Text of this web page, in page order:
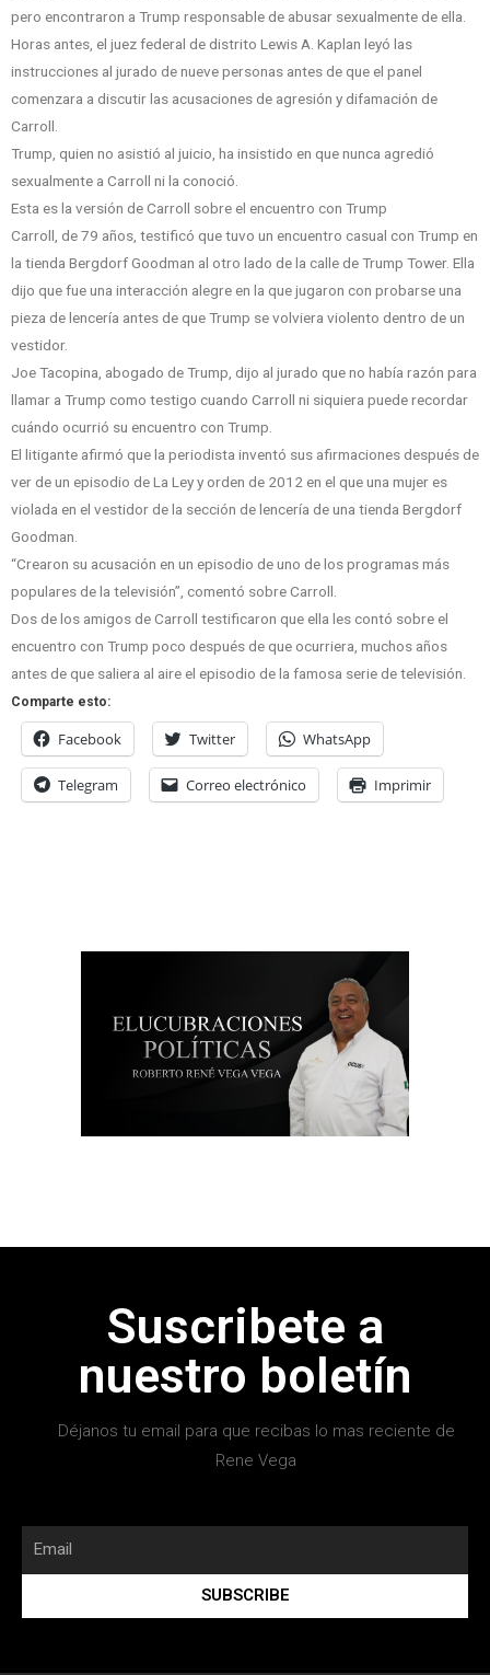
pero encontraron a Trump responsable de abusar sexualmente de ella.
Horas antes, el juez federal de distrito Lewis A. Kaplan leyó las
instrucciones al jurado de nueve personas antes de que el panel
comenzara a discutir las acusaciones de agresión y difamación de
Carroll.
Trump, quien no asistió al juicio, ha insistido en que nunca agredió
sexualmente a Carroll ni la conoció.
Esta es la versión de Carroll sobre el encuentro con Trump
Carroll, de 79 años, testificó que tuvo un encuentro casual con Trump en
la tienda Bergdorf Goodman al otro lado de la calle de Trump Tower. Ella
dijo que fue una interacción alegre en la que jugaron con probarse una
pieza de lencería antes de que Trump se volviera violento dentro de un
vestidor.
Joe Tacopina, abogado de Trump, dijo al jurado que no había razón para
llamar a Trump como testigo cuando Carroll ni siquiera puede recordar
cuándo ocurrió su encuentro con Trump.
El litigante afirmó que la periodista inventó sus afirmaciones después de
ver de un episodio de La Ley y orden de 2012 en el que una mujer es
violada en el vestidor de la sección de lencería de una tienda Bergdorf
Goodman.
“Crearon su acusación en un episodio de uno de los programas más
populares de la televisión”, comentó sobre Carroll.
Dos de los amigos de Carroll testificaron que ella les contó sobre el
encuentro con Trump poco después de que ocurriera, muchos años
antes de que saliera al aire el episodio de la famosa serie de televisión.
Comparte esto:
Facebook Twitter WhatsApp
Telegram Correo electrónico Imprimir
Suscribete a
nuestro boletín
Déjanos tu email para que recibas lo mas reciente de
Rene Vega
SUBSCRIBE